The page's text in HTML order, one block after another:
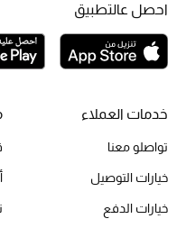
تسوقوا الحقائب
أحذية النسائية
خدمات العملاء
تواصلو معنا
خيارات التوصيل
خيارات الدفع
احصل عالتطبيق